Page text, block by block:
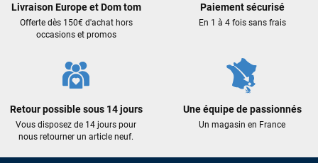
Livraison Europe et Dom tom
Offerte dès 150€ d'achat hors
occasions et promos
Paiement sécurisé
En 1 à 4 fois sans frais
Retour possible sous 14 jours
Vous disposez de 14 jours pour
nous retourner un article neuf.
Une équipe de passionnés
Un magasin en France
L'envoi a été rapide. La voile est arrivée en super état.
Mauruuru roa.
LAISSER UN AVIS